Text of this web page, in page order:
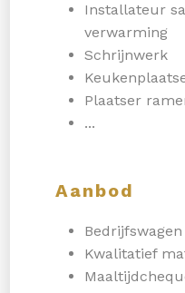
Installateur
verwarming
Schrijnwerk
Plaatser
...
Aanbod
Kwalitatief